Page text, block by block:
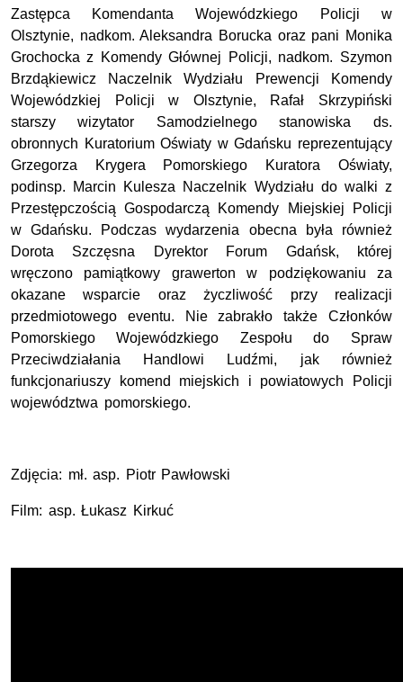
Zastępca Komendanta Wojewódzkiego Policji w
Olsztynie, nadkom. Aleksandra Borucka oraz pani Monika
Grochocka z Komendy Głównej Policji, nadkom. Szymon
Brzdąkiewicz Naczelnik Wydziału Prewencji Komendy
Wojewódzkiej Policji w Olsztynie, Rafał Skrzypiński
starszy wizytator Samodzielnego stanowiska ds.
obronnych Kuratorium Oświaty w Gdańsku reprezentujący
Grzegorza Krygera Pomorskiego Kuratora Oświaty,
podinsp. Marcin Kulesza Naczelnik Wydziału do walki z
Przestępczością Gospodarczą Komendy Miejskiej Policji
w Gdańsku. Podczas wydarzenia obecna była również
Dorota Szczęsna Dyrektor Forum Gdańsk, której
wręczono pamiątkowy grawerton w podziękowaniu za
okazane wsparcie oraz życzliwość przy realizacji
przedmiotowego eventu. Nie zabrakło także Członków
Pomorskiego Wojewódzkiego Zespołu do Spraw
Przeciwdziałania Handlowi Ludźmi, jak również
funkcjonariuszy komend miejskich i powiatowych Policji
województwa pomorskiego.
Zdjęcia: mł. asp. Piotr Pawłowski
Film: asp. Łukasz Kirkuć